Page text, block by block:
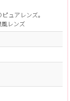
ュアレンズ。
レンズ